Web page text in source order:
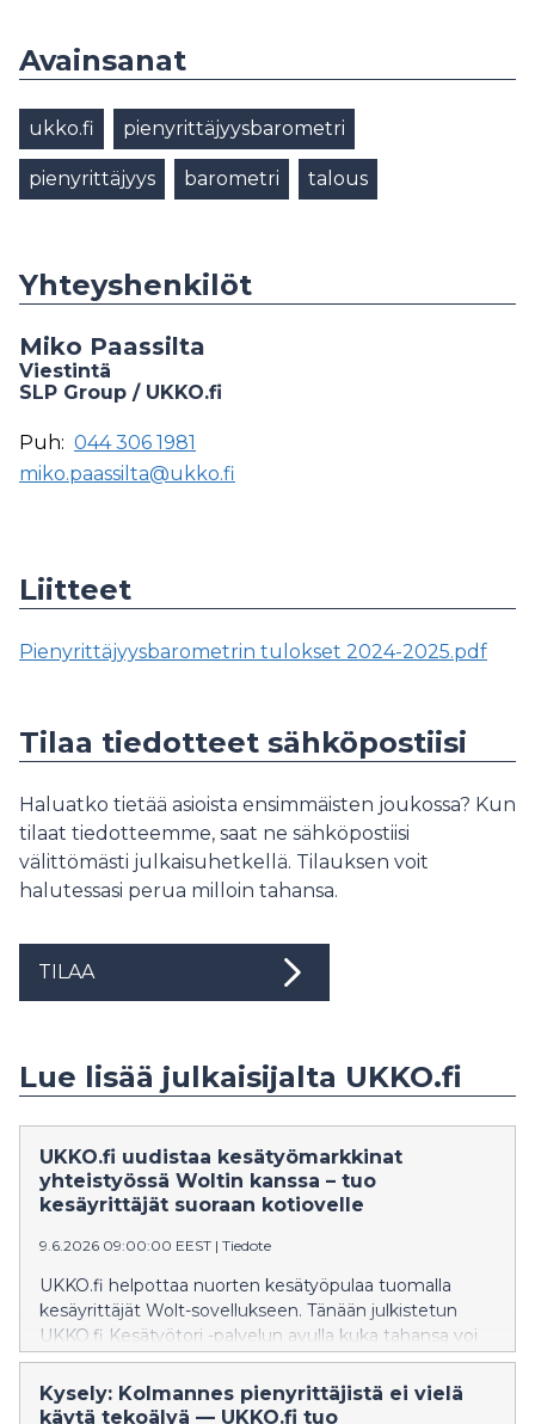
Avainsanat
ukko.fi pienyrittäjyysbarometri
pienyrittäjyys barometri talous
Yhteyshenkilöt
Miko Paassilta
Viestintä
SLP Group / UKKO.fi
Puh: 044 306 1981
miko.paassilta@ukko.fi
Liitteet
Pienyrittäjyysbarometrin tulokset 2024-2025.pdf
Tilaa tiedotteet sähköpostiisi
Haluatko tietää asioista ensimmäisten joukossa? Kun
tilaat tiedotteemme, saat ne sähköpostiisi
välittömästi julkaisuhetkellä. Tilauksen voit
halutessasi perua milloin tahansa.
TILAA
Lue lisää julkaisijalta UKKO.fi
UKKO.fi uudistaa kesätyömarkkinat
yhteistyössä Woltin kanssa – tuo
kesäyrittäjät suoraan kotiovelle
9.6.2026 09:00:00 EEST | Tiedote
UKKO.fi helpottaa nuorten kesätyöpulaa tuomalla
kesäyrittäjät Wolt-sovellukseen. Tänään julkistetun
UKKO.fi Kesätyötori -palvelun avulla kuka tahansa voi
tilata kesäyrittäjän kotiovelleen 9. kesäkuuta alkaen.
Kysely: Kolmannes pienyrittäjistä ei vielä
käytä tekoälyä — UKKO.fi tuo